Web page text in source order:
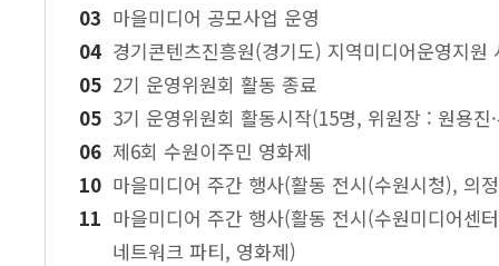
마을미디어 공모사업 운영
경기콘텐츠진흥원(경기도) 지역미디어운영지원
2기 운영위원회 활동 종료
3기 운영위원회 활동시작(15명, 위원장 : 원용진
제6회 수원이주민 영화제
마을미디어 주간 행사(활동 전시(수원시청), 의
마을미디어 주간 행사(활동 전시(수원미디어센
네트워크 파티, 영화제)